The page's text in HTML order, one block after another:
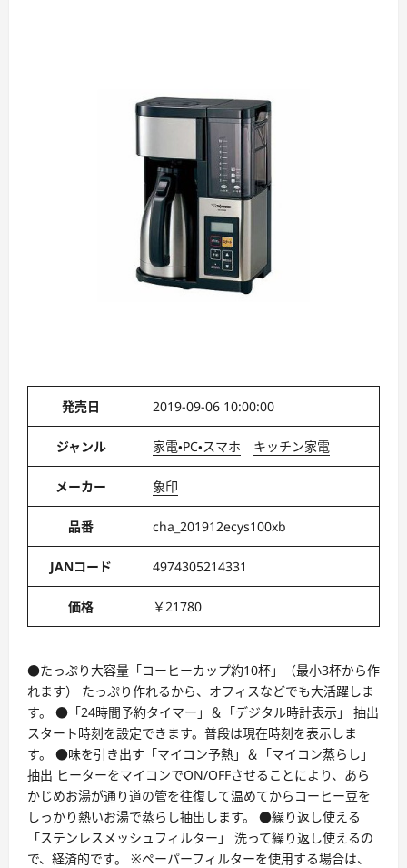
発売日 2019-09-06 10:00:00
ジャンル 家電・PC・スマホ キッチン家電
メーカー 象印
品番 cha_201912ecys100xb
JANコード 4974305214331
価格 ￥21780
●たっぷり大容量「コーヒーカップ約10杯」（最小3杯から作
れます） たっぷり作れるから、オフィスなどでも大活躍しま
す。 ●「24時間予約タイマー」＆「デジタル時計表示」 抽出
スタート時刻を設定できます。普段は現在時刻を表示しま
す。 ●味を引き出す「マイコン予熱」＆「マイコン蒸らし」
抽出 ヒーターをマイコンでON/OFFさせることにより、あら
かじめお湯が通り道の管を往復して温めてからコーヒー豆を
しっかり熱いお湯で蒸らし抽出します。 ●繰り返し使える
「ステンレスメッシュフィルター」 洗って繰り返し使えるの
で、経済的です。 ※ペーパーフィルターを使用する場合は、